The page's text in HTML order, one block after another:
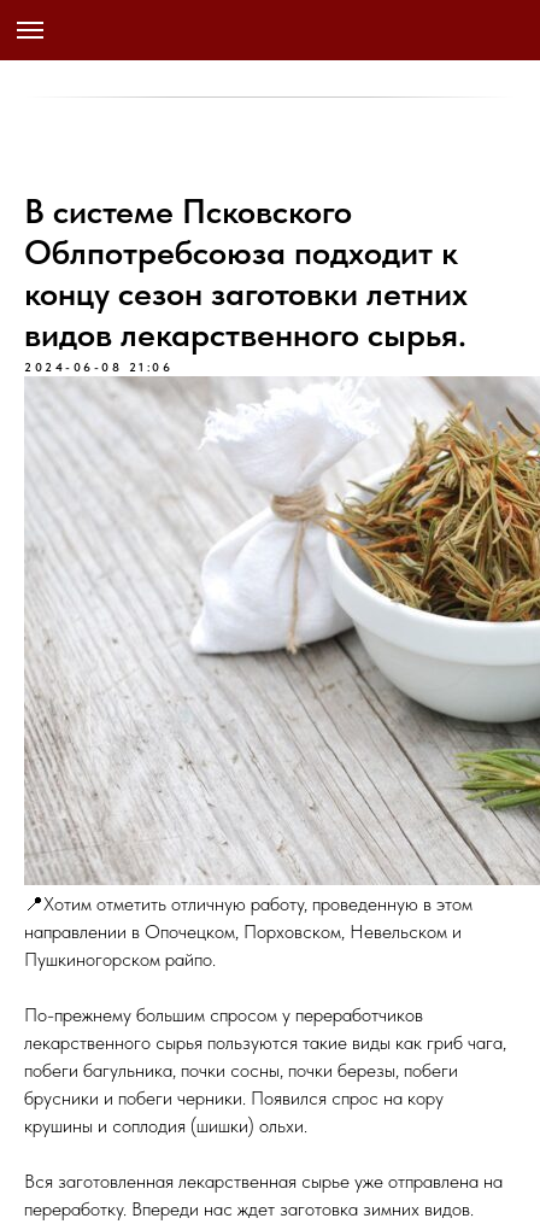
В системе Псковского
Облпотребсоюза подходит к
концу сезон заготовки летних
видов лекарственного сырья.
2024-06-08 21:06
📍Хотим отметить отличную работу, проведенную в этом
направлении в Опочецком, Порховском, Невельском и
Пушкиногорском райпо.
По-прежнему большим спросом у переработчиков
лекарственного сырья пользуются такие виды как гриб чага,
побеги багульника, почки сосны, почки березы, побеги
брусники и побеги черники. Появился спрос на кору
крушины и соплодия (шишки) ольхи.
Вся заготовленная лекарственная сырье уже отправлена на
переработку. Впереди нас ждет заготовка зимних видов.